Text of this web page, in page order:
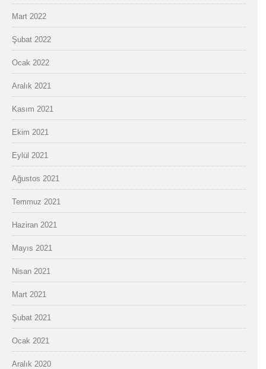
Mart 2022
Şubat 2022
Ocak 2022
Aralık 2021
Kasım 2021
Ekim 2021
Eylül 2021
Ağustos 2021
Temmuz 2021
Haziran 2021
Mayıs 2021
Nisan 2021
Mart 2021
Şubat 2021
Ocak 2021
Aralık 2020